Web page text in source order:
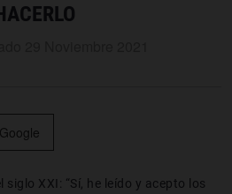
XXI: “Sí, he leído y acepto los